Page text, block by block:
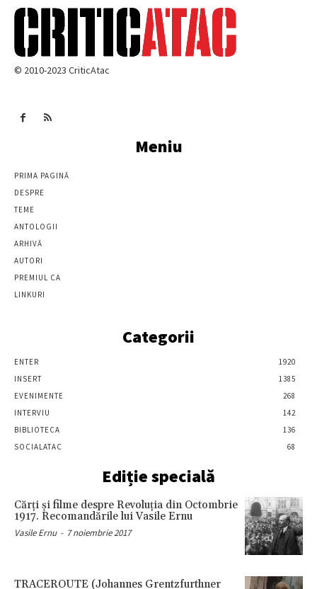
© 2010-2023 CriticAtac
Meniu
PRIMA PAGINĂ
DESPRE
TEME
ANTOLOGII
ARHIVĂ
AUTORI
PREMIUL CA
LINKURI
Categorii
ENTER
1920
INSERT
1385
EVENIMENTE
268
INTERVIU
142
BIBLIOTECA
136
SOCIALATAC
68
Ediție specială
Cărţi şi filme despre Revoluţia din Octombrie
1917. Recomandările lui Vasile Ernu
Vasile Ernu - 7 noiembrie 2017
TRACEROUTE (Johannes Grentzfurthner